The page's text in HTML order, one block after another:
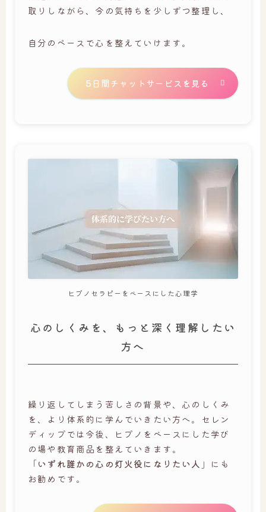
取りしながら、今の気持ちを少しずつ整理し、
自分のペースで心を整えていけます。
5日間チャットサービスを見る
ヒプノセラピーをベースにした心理学
心のしくみを、もっと深く理解したい
方へ
繰り返してしまう苦しさの背景や、心のしくみ
を、より体系的に学んでいきたい方へ。セレン
ディップでは今後、ヒプノをベースにした学び
の場や教育商品を整えていきます。
「いずれ誰かの心の灯火役になりたい人 」にも
お勧めです。